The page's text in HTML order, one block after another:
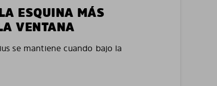
ESQUINA MÁS
VENTANA
se mantiene cuando bajo la